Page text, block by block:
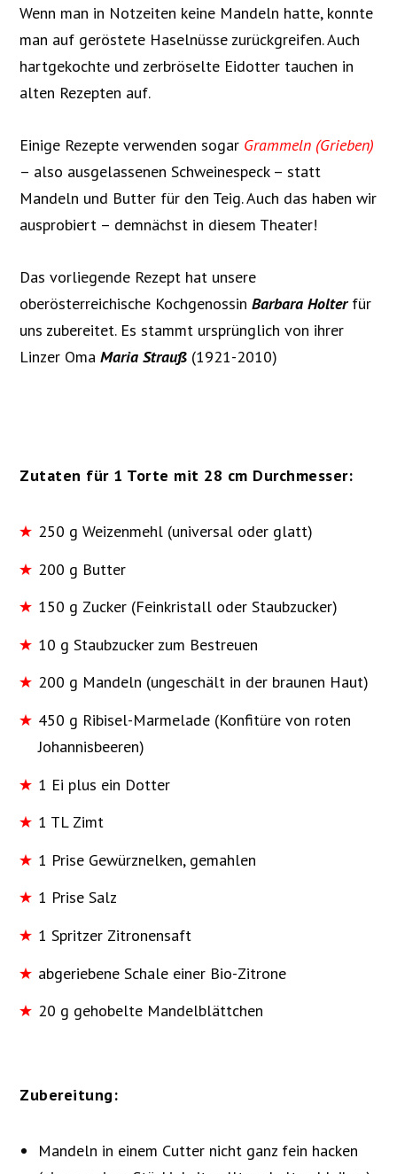
Wenn man in Notzeiten keine Mandeln hatte, konnte
man auf geröstete Haselnüsse zurückgreifen. Auch
hartgekochte und zerbröselte Eidotter tauchen in
alten Rezepten auf.
Einige Rezepte verwenden sogar Grammeln (Grieben)
– also ausgelassenen Schweinespeck – statt
Mandeln und Butter für den Teig. Auch das haben wir
ausprobiert – demnächst in diesem Theater!
Das vorliegende Rezept hat unsere
oberösterreichische KochgenossinBarbara Holterfür
uns zubereitet. Es stammt ursprünglich von ihrer
Linzer OmaMaria Strauß (1921-2010)
Zutaten für 1 Torte mit 28 cm Durchmesser:
250 g Weizenmehl (universal oder glatt)
200 g Butter
150 g Zucker (Feinkristall oder Staubzucker)
10 g Staubzucker zum Bestreuen
200 g Mandeln (ungeschält in der braunen Haut)
450 g Ribisel-Marmelade (Konfitüre von roten
Johannisbeeren)
1 Ei plus ein Dotter
1 TL Zimt
1 Prise Gewürznelken, gemahlen
1 Prise Salz
1 Spritzer Zitronensaft
abgeriebene Schale einer Bio-Zitrone
20 g gehobelte Mandelblättchen
Zubereitung:
Mandeln in einem Cutter nicht ganz fein hacken